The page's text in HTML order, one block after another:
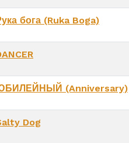
бога (Ruka Boga)
(Anniversary)
Dog